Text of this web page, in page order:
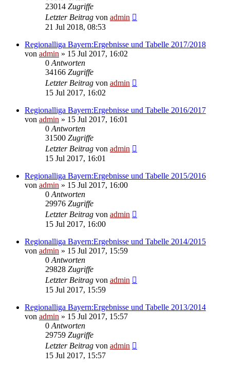
23014 Zugriffe
Letzter Beitrag von admin
21 Jul 2018, 08:53
Regionalliga Bayern:Ergebnisse und Tabelle 2017/2018
von admin » 15 Jul 2017, 16:02
0 Antworten
34166 Zugriffe
Letzter Beitrag von admin
15 Jul 2017, 16:02
Regionalliga Bayern:Ergebnisse und Tabelle 2016/2017
von admin » 15 Jul 2017, 16:01
0 Antworten
31500 Zugriffe
Letzter Beitrag von admin
15 Jul 2017, 16:01
Regionalliga Bayern:Ergebnisse und Tabelle 2015/2016
von admin » 15 Jul 2017, 16:00
0 Antworten
29976 Zugriffe
Letzter Beitrag von admin
15 Jul 2017, 16:00
Regionalliga Bayern:Ergebnisse und Tabelle 2014/2015
von admin » 15 Jul 2017, 15:59
0 Antworten
29828 Zugriffe
Letzter Beitrag von admin
15 Jul 2017, 15:59
Regionalliga Bayern:Ergebnisse und Tabelle 2013/2014
von admin » 15 Jul 2017, 15:57
0 Antworten
29759 Zugriffe
Letzter Beitrag von admin
15 Jul 2017, 15:57